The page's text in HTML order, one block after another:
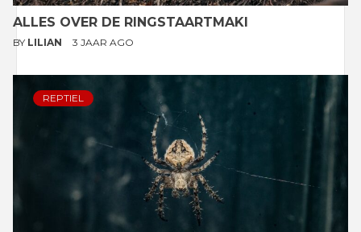
ALLES OVER DE RINGSTAARTMAKI
BY LILIAN 3 JAAR AGO
REPTIEL